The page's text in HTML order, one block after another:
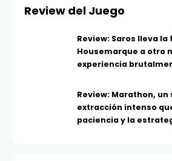
Review del Juego
Review: Saros lleva
Housemarque a otro
experiencia
Review: Marathon, un
extracción intenso
paciencia y la